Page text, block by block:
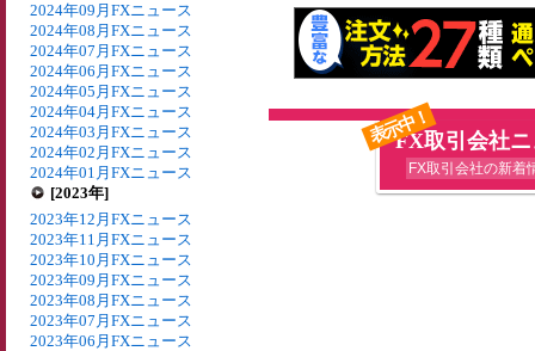
2024年09月FXニュース
2024年08月FXニュース
2024年07月FXニュース
2024年06月FXニュース
2024年05月FXニュース
2024年04月FXニュース
2024年03月FXニュース
2024年02月FXニュース
2024年01月FXニュース
[2023年]
2023年12月FXニュース
2023年11月FXニュース
2023年10月FXニュース
2023年09月FXニュース
2023年08月FXニュース
2023年07月FXニュース
2023年06月FXニュース
表示中！
FX取引会社
FX取引会社の新着